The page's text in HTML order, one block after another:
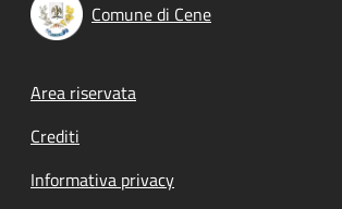
Comune di Cene
Footer menu
Area riservata
Crediti
Informativa privacy